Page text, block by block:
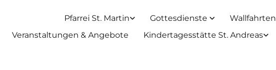
Pfarrei St. Martin Gottesdienste Wallfahrten
Veranstaltungen & Angebote
Kindertagesstätte St. Andreas